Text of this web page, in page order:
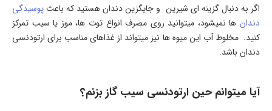
اگر به دنبال گزینه ای شیرین و جایگزین دندان هستید که باعثپوسیدگی
دندان ها نمیشود، میتوانید روی مصرف انواع توت ها، موز یا سیب تمرکز
کنید. مخلوط آب این میوه ها نیز میتواند از غذاهای مناسب برای ارتودنسی
دندان باشد.
آیا میتوانم حین ارتودنسی سیب گاز بزنم؟